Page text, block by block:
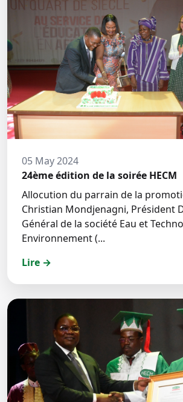
05 May 2024
24ème édition de la soirée HECM
Allocution du parrain de la promotion Monsieur
Christian Mondjenagni, Président
Général de la société Eau et Technologie
Environnement (...
Lire →